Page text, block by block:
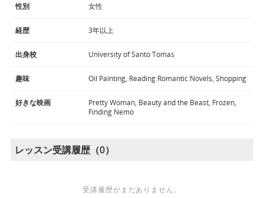
性別 女性
経歴 3年以上
出身校 University of Santo Tomas
趣味 Oil Painting, Reading Romantic Novels, Shopping
好きな映画
Pretty Woman, Beauty and the Beast, Frozen,
Finding Nemo
レッスン受講履歴（0）
受講履歴がまだありません。